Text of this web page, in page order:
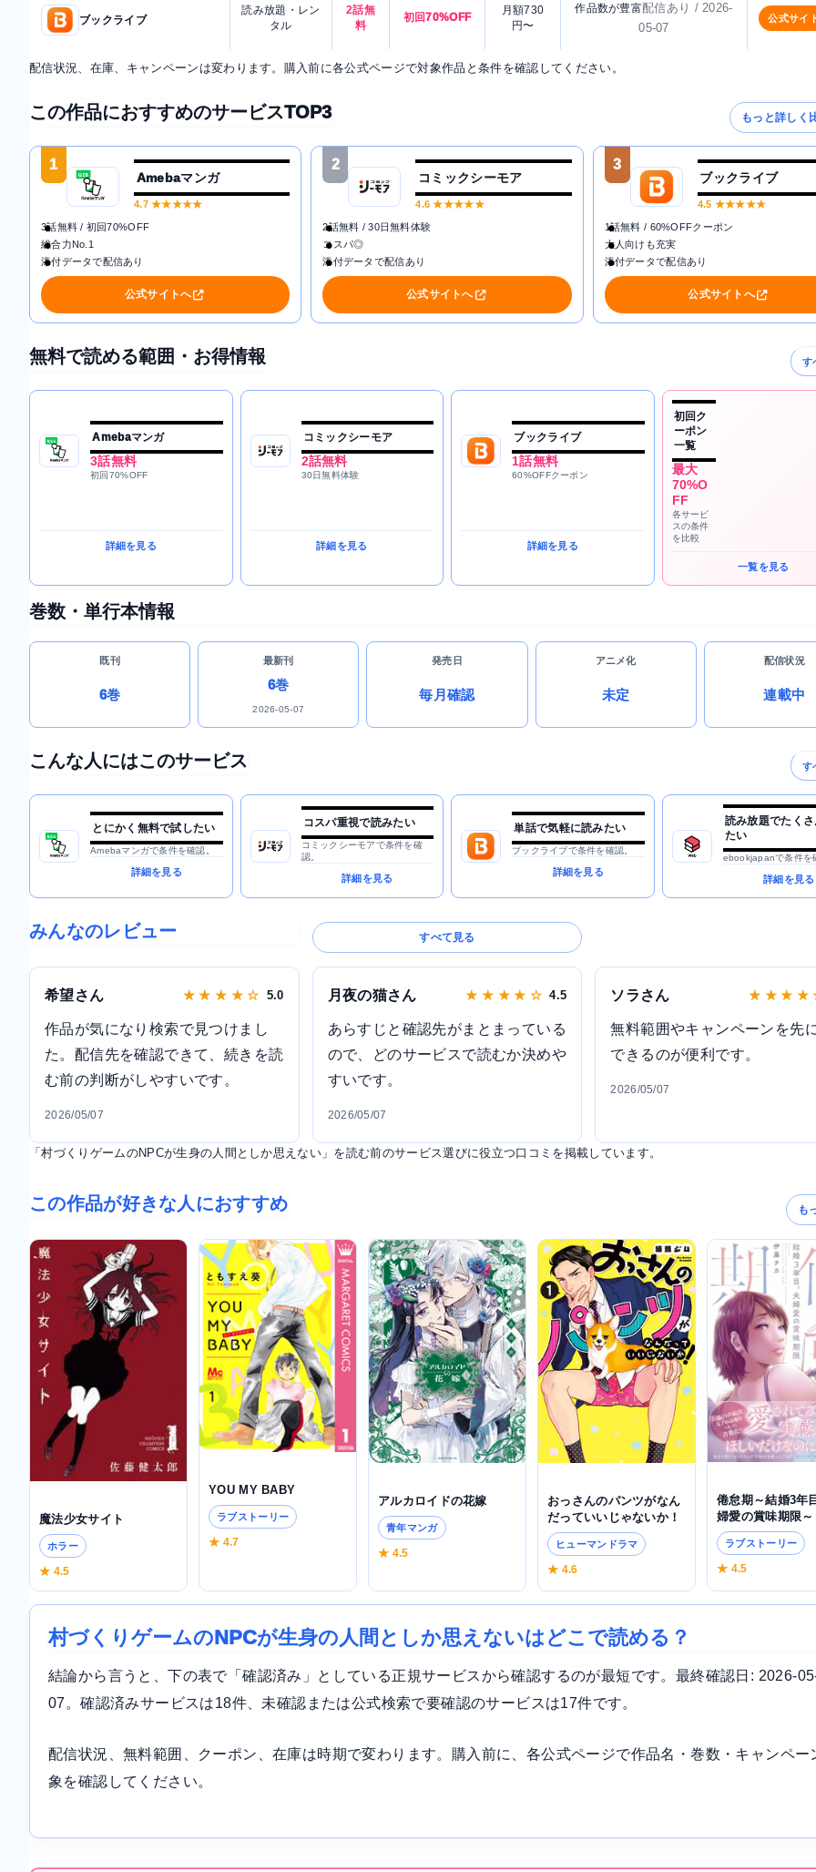
ブックライブ
読み放題・レン
タル
2話無
料
初回70%OFF
月額730
円〜
作品数が豊富配信あり / 2026-
05-07
公式サイ
配信状況、在庫、キャンペーンは変わります。購入前に各公式ページで対象作品と条件を確認してください。
この作品におすすめのサービスTOP3 もっと詳しく
1
Amebaマンガ
4.7★★★★★
3話無料 / 初回70%OFF
総合力No.1
添付データで配信あり
公式サイトへ
2
コミックシーモア
4.6 ★★★★★
2話無料 / 30日無料体験
コスパ◎
添付データで配信あり
公式サイトへ
3
ブックライブ
4.5 ★★★★★
1話無料 / 60%OFFクーポン
大人向けも充実
添付データで配信あり
公式サイトへ
無料で読める範囲・お得情報 す
Amebaマンガ
3話無料
初回70%OFF
詳細を見る
コミックシーモア
2話無料
30日無料体験
詳細を見る
ブックライブ
1話無料
60%OFFクーポン
詳細を見る
初回ク
ーポン
一覧
最大
70%O
FF
各サービ
スの条件
を比較
一覧を見る
巻数・単行本情報
既刊
6巻
最新刊
6巻
2026-05-07
発売日
毎月確認
アニメ化
未定
配信状況
連載中
こんな人にはこのサービス す
とにかく無料で試したい
Amebaマンガで条件を確認。
詳細を見る
コスパ重視で読みたい
コミックシーモアで条件を確
認。
詳細を見る
単話で気軽に読みたい
ブックライブで条件を確認。
詳細を見る
読み放題でたく
たい
ebookjapanで条件を
詳細を見る
みんなのレビュー すべて見る
希望さん ★ ★ ★ ★ ☆ 5.0
作品が気になり検索で見つけまし
た。配信先を確認できて、続きを読
む前の判断がしやすいです。
2026/05/07
月夜の猫さん ★ ★ ★ ★ ☆ 4.5
あらすじと確認先がまとまっている
ので、どのサービスで読むか決めや
すいです。
2026/05/07
ソラさん ★ ★ ★ ★
無料範囲やキャンペーンを先
できるのが便利です。
2026/05/07
「村づくりゲームのNPCが生身の人間としか思えない」を読む前のサービス選びに役立つ口コミを掲載しています。
この作品が好きな人におすすめ も
魔法少女サイト
ホラー
★ 4.5
YOU MY BABY
ラブストーリー
★ 4.7
アルカロイドの花嫁
青年マンガ
★ 4.5
おっさんのパンツがなん
だっていいじゃないか！
ヒューマンドラマ
★ 4.6
倦怠期～結婚3年
婦愛の賞味期限～
ラブストーリー
★ 4.5
村づくりゲームのNPCが生身の人間としか思えないはどこで読める？
結論から言うと、下の表で「確認済み」としている正規サービスから確認するのが最短です。最終確認日: 2026-
07。確認済みサービスは18件、未確認または公式検索で要確認のサービスは17件です。
配信状況、無料範囲、クーポン、在庫は時期で変わります。購入前に、各公式ページで作品名・巻数・キャンペー
象を確認してください。